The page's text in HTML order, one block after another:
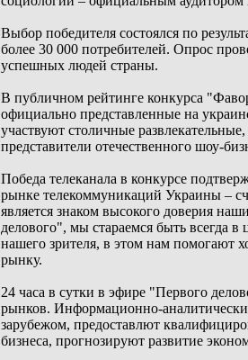
Выбор победителя состоялся по
более 30 000 потребителей. Опрос
успешных людей страны.
В публичном рейтинге конкурса
официально представленные на
участвуют столичные
представители отечественного шоу-
Победа телеканала в конкурсе
рынке телекоммуникаций Украины –
является знаком высокого доверия
делового", мы стараемся быть всегда
нашего зрителя, в этом нам помогают
рынку.
24 часа в сутки в эфире "Первого
рынков. Информационно-
зарубежом, предоставлют
бизнеса, прогнозируют развитие